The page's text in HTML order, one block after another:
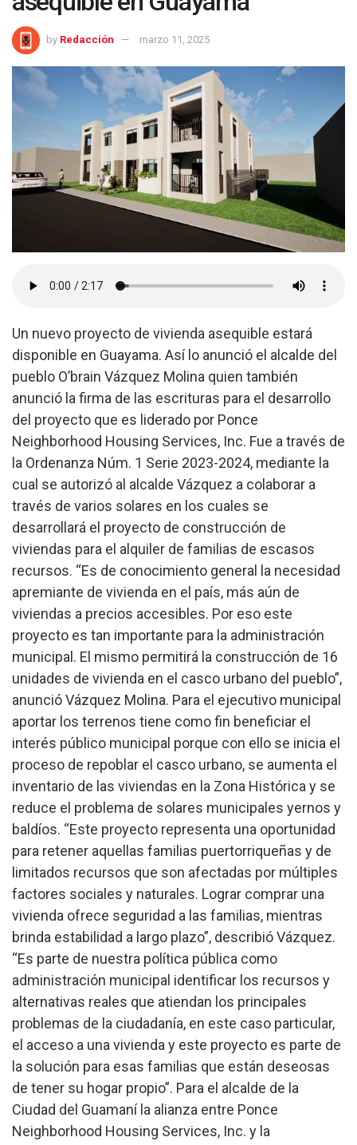
by Redacción marzo 11, 2025
Un nuevo proyecto de vivienda asequible estará
disponible en Guayama. Así lo anunció el alcalde del
pueblo O’brain Vázquez Molina quien también
anunció la firma de las escrituras para el desarrollo
del proyecto que es liderado por Ponce
Neighborhood Housing Services, Inc. Fue a través de
la Ordenanza Núm. 1 Serie 2023-2024, mediante la
cual se autorizó al alcalde Vázquez a colaborar a
través de varios solares en los cuales se
desarrollará el proyecto de construcción de
viviendas para el alquiler de familias de escasos
recursos. “Es de conocimiento general la necesidad
apremiante de vivienda en el país, más aún de
viviendas a precios accesibles. Por eso este
proyecto es tan importante para la administración
municipal. El mismo permitirá la construcción de 16
unidades de vivienda en el casco urbano del pueblo”,
anunció Vázquez Molina. Para el ejecutivo municipal
aportar los terrenos tiene como fin beneficiar el
interés público municipal porque con ello se inicia el
proceso de repoblar el casco urbano, se aumenta el
inventario de las viviendas en la Zona Histórica y se
reduce el problema de solares municipales yernos y
baldíos. “Este proyecto representa una oportunidad
para retener aquellas familias puertorriqueñas y de
limitados recursos que son afectadas por múltiples
factores sociales y naturales. Lograr comprar una
vivienda ofrece seguridad a las familias, mientras
brinda estabilidad a largo plazo”, describió Vázquez.
“Es parte de nuestra política pública como
administración municipal identificar los recursos y
alternativas reales que atiendan los principales
problemas de la ciudadanía, en este caso particular,
el acceso a una vivienda y este proyecto es parte de
la solución para esas familias que están deseosas
de tener su hogar propio”. Para el alcalde de la
Ciudad del Guamaní la alianza entre Ponce
Neighborhood Housing Services, Inc. y la